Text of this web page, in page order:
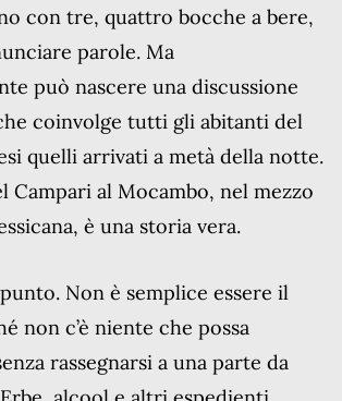
con tre, quattro bocche a bere,
parole. Ma
può nascere una discussione
coinvolge tutti gli abitanti del
quelli arrivati a metà della notte.
Campari al Mocambo, nel mezzo
è una storia vera.
Non è semplice essere il
non c’è niente che possa
rassegnarsi a una parte da